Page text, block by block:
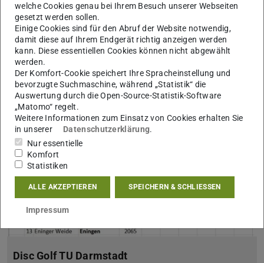
26.04.2021
Von zu Hause aus Bewegung in den Alltag bringen und
sportlich ins neue Semester starten!
Auch wenn aufgrund der aktuellen Corona-Pandemie alle
Einrichtungen des Unisport-Zentrums geschlossen sind, bieten
wir Euch weiterhin ein vielfältiges digitales Angebot und sind…
Disc Golf TU Darmstadt
welche Cookies genau bei Ihrem Besuch unserer Webseiten
gesetzt werden sollen.
Einige Cookies sind für den Abruf der Website notwendig,
damit diese auf Ihrem Endgerät richtig anzeigen werden
kann. Diese essentiellen Cookies können nicht abgewählt
werden.
Der Komfort-Cookie speichert Ihre Spracheinstellung und
bevorzugte Suchmaschine, während „Statistik“ die
Auswertung durch die Open-Source-Statistik-Software
„Matomo“ regelt.
Weitere Informationen zum Einsatz von Cookies erhalten Sie
in unserer
Datenschutzerklärung.
Nur essentielle
Komfort
Statistiken
ALLE AKZEPTIEREN SPEICHERN & SCHLIESSEN
Impressum